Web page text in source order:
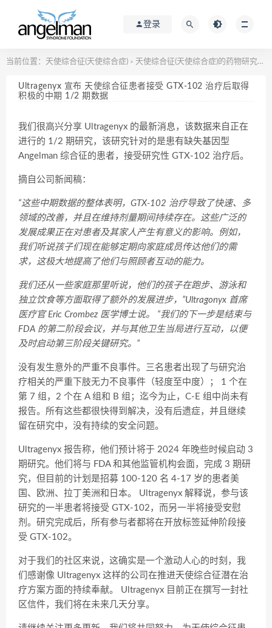
登录
当前位置： 天使综合征(天使综合症) > 天使综合征(天使综合症)的药物研究进展
Ultragenyx 宣布 天使综合征患者接受 GTX-102 治疗后取得
积极的中期 1/2 期数据
我们很高兴分享 Ultragenyx 的最新消息，该数据来自正在
进行的 1/2 期研究，该研究针对的是患有缺失基因型
Angelman 综合征的患者，接受研究性 GTX-102 治疗后。
摘自公司新闻稿：
“这些中期数据的整体表明，GTX-102 治疗导致了快速、多
领域的改善，并且在维持剂量期间持续存在。这些广泛的
发展成果正在对患者及其家人产生有意义的影响。例如，
我们听说孩子们现在能够定期向家庭成员传达他们的需
求，这极大地提高了他们与照顾者互动的能力。
我们还从一些家庭那里听说，他们的孩子在跑步、游泳和
独立饮食等方面取得了额外的发展进步，”Ultragonyx 首席
医疗官 Eric Crombez 医学博士说。 “我们的下一步是结束与
FDA 的第二阶段会议，并与其他卫生当局进行互动，以便
及时启动第三阶段关键研究。”
没有发生意外的严重不良事件。三名患者出现了与研究治
疗相关的严重下肢无力不良事件（轻度至中度）； 1 个在
第 7 组，2 个在 A 组和 B 组；迄今为止，C-E 组中尚未有
报告。所有这些都很快得到解决，没有后遗症，并且继续
留在研究中，没有持续的安全问题。
Ultragenyx 报告称，他们预计将于 2024 年晚些时候启动 3
期研究。他们将与 FDA 和其他监管机构会面，完成 3 期研
究，但目前的计划是招募 100-120 名 4-17 岁的患者美
国、欧洲、拉丁美洲和日本。 Ultragenyx 解释说，参与该
研究的一半患者将接受 GTX-102，而另一半将接受安慰
剂。研究完成后，所有参与者都将在开放标签延伸阶段接
受 GTX-102。
对于我们的社区来说，这确实是一个激动人心的时刻，我
们感谢像 Ultragenyx 这样的公司在推进天使综合征潜在治
疗方案方面的持续奉献。 Ultragenyx 目前正在撰写一封社
区信件，我们将在未来几天分享。